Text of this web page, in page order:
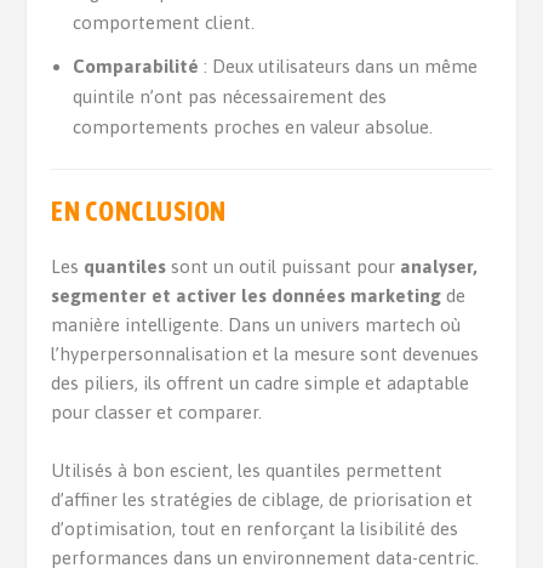
comportement client.
Comparabilité : Deux utilisateurs dans un même
quintile n’ont pas nécessairement des
comportements proches en valeur absolue.
EN CONCLUSION
Les quantiles sont un outil puissant pour analyser,
segmenter et activer les données marketing de
manière intelligente. Dans un univers martech où
l’hyperpersonnalisation et la mesure sont devenues
des piliers, ils offrent un cadre simple et adaptable
pour classer et comparer.
Utilisés à bon escient, les quantiles permettent
d’affiner les stratégies de ciblage, de priorisation et
d’optimisation, tout en renforçant la lisibilité des
performances dans un environnement data-centric.